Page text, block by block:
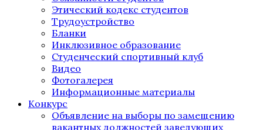
Этический кодекс студентов
Трудоустройство
Бланки
Инклюзивное образование
Студенческий спортивный клуб
Видео
Фотогалерея
Информационные материалы
Конкурс
Объявление на выборы по замещению
вакантных должностей заведующих